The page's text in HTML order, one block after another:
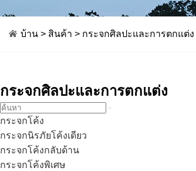
บ้าน > สินค้า > กระจกศิลปะและการตกแต่ง
กระจกศิลปะและการตกแต่ง
กระจกโค้ง
กระจกนิรภัยโค้งเดียว
กระจกโค้งกลับด้าน
กระจกโค้งพิเศษ